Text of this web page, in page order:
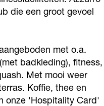
die een groot gevoel
met o.a.
badkleding), fitness,
Met mooi weer
Koffie, thee en
onze 'Hospitality Card'